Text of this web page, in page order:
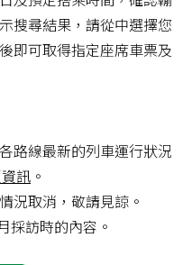
搜尋結果，請從中選擇您
即可取得指定座席車票及
路線最新的列車運行狀況
訊 。
況取消，敬請見諒。
採訪時的內容。